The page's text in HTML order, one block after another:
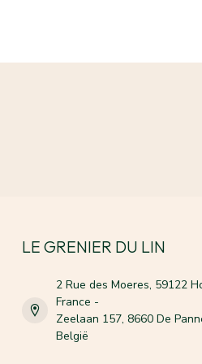
LE GRENIER DU LIN
2 Rue des Moeres, 59122
France -
Zeelaan 157, 8660 De
België